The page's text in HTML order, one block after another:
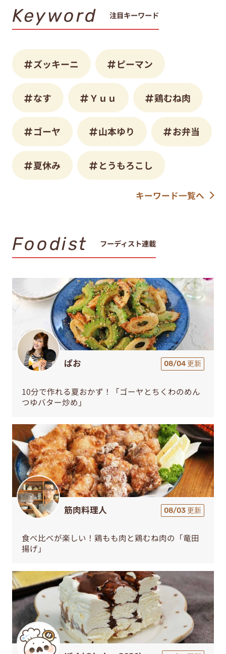
Keyword 注目キーワード
ズッキーニ ピーマン
なす Ｙｕｕ 鶏むね肉
ゴーヤ 山本ゆり お弁当
夏休み とうもろこし
キーワード一覧へ
Foodist フーディスト連載
ぱお 08/04 更新
10分で作れる夏おかず！「ゴーヤとちくわのめん
つゆバター炒め」
筋肉料理人 08/03 更新
食べ比べが楽しい！鶏もも肉と鶏むね肉の「竜田
揚げ」